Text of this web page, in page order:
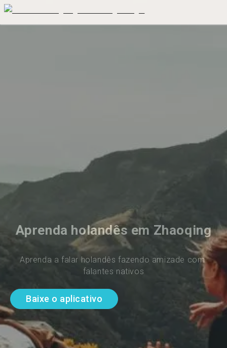
Aprenda holandês em Zhaoqing
Aprenda a falar holandês fazendo amizade com
falantes nativos
Baixe o aplicativo